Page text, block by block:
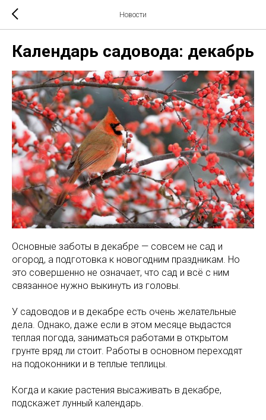
Новости
Календарь садовода: декабрь
Основные заботы в декабре — совсем не сад и
огород, а подготовка к новогодним праздникам. Но
это совершенно не означает, что сад и всё с ним
связанное нужно выкинуть из головы.
У садоводов и в декабре есть очень желательные
дела. Однако, даже если в этом месяце выдастся
теплая погода, заниматься работами в открытом
грунте вряд ли стоит. Работы в основном переходят
на подоконники и в теплые теплицы.
Когда и какие растения высаживать в декабре,
подскажет лунный календарь.